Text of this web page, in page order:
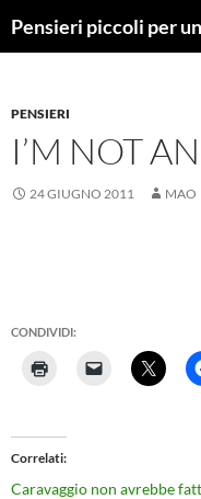
Pensieri piccoli per
PENSIERI
I’M NOT
24 GIUGNO 2011 MAO
CONDIVIDI:
Correlati
Caravaggio non avrebbe